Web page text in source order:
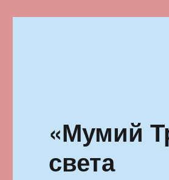
«Мумий
света